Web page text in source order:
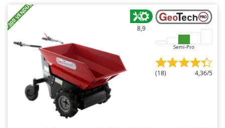
MOVA
MTD
New O.M.R.A.
Nilfisk
Ninja
Novatec
+300 VENDUS 8,9
Semi-Pro
(18) 4,36/5